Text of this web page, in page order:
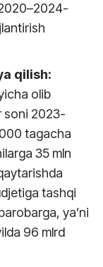
qilish:
olib
soni 2023-
tagacha
35 mln
tashqi
ya’ni
96 mlrd